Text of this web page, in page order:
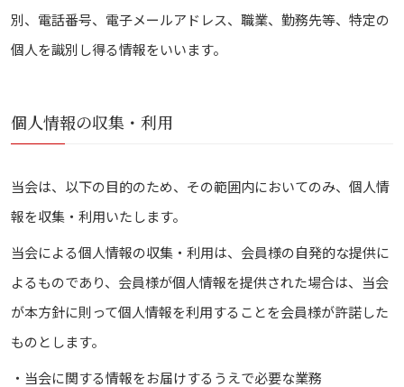
別、電話番号、電子メールアドレス、職業、勤務先等、特定の
個人を識別し得る情報をいいます。
個人情報の収集・利用
当会は、以下の目的のため、その範囲内においてのみ、個人情
報を収集・利用いたします。
当会による個人情報の収集・利用は、会員様の自発的な提供に
よるものであり、会員様が個人情報を提供された場合は、当会
が本方針に則って個人情報を利用することを会員様が許諾した
ものとします。
・当会に関する情報をお届けするうえで必要な業務